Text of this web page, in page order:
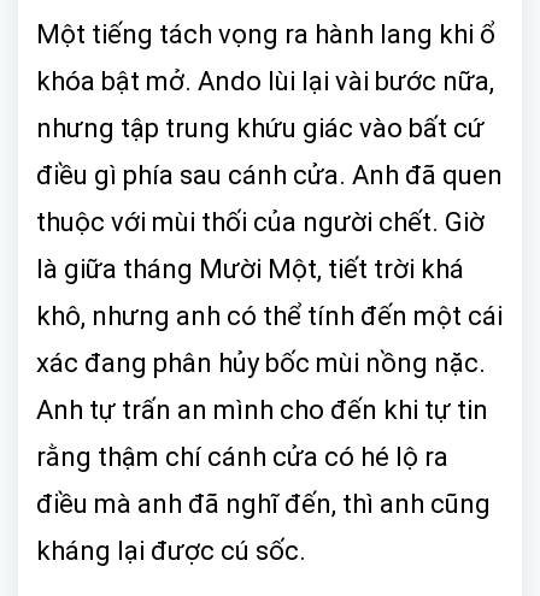
Một tiếng tách vọng ra hành lang khi ổ
khóa bật mở. Ando lùi lại vài bước nữa,
nhưng tập trung khứu giác vào bất cứ
điều gì phía sau cánh cửa. Anh đã quen
thuộc với mùi thối của người chết. Giờ
là giữa tháng Mười Một, tiết trời khá
khô, nhưng anh có thể tính đến một cái
xác đang phân hủy bốc mùi nồng nặc.
Anh tự trấn an mình cho đến khi tự tin
rằng thậm chí cánh cửa có hé lộ ra
điều mà anh đã nghĩ đến, thì anh cũng
kháng lại được cú sốc.